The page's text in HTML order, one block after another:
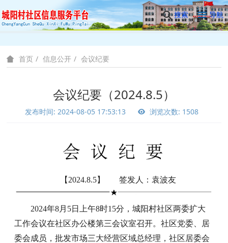
搜索 导航
首页 信息公开 会议纪要
会议纪要（2024.8.5）
发布时间: 2024-08-05 17:53:13 浏览次数: 1508
【2024.8.5】 签发人：袁波友
2024年8月5日上午8时15分，城阳村社区两委扩大
工作会议在社区办公楼第三会议室召开。社区党委、居
委会成员，批发市场三大经营区域总经理，社区居委会